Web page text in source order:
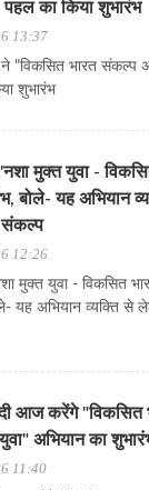
पहल का किया शुभारंभ
13:37
ने "विकसित भारत संकल्प
शुभारंभ
मुक्त युवा -
बोले- यह अभियान
संकल्प
12:26
मुक्त युवा - विकसित
यह अभियान व्यक्ति से
आज करेंगे
अभियान का
11:40